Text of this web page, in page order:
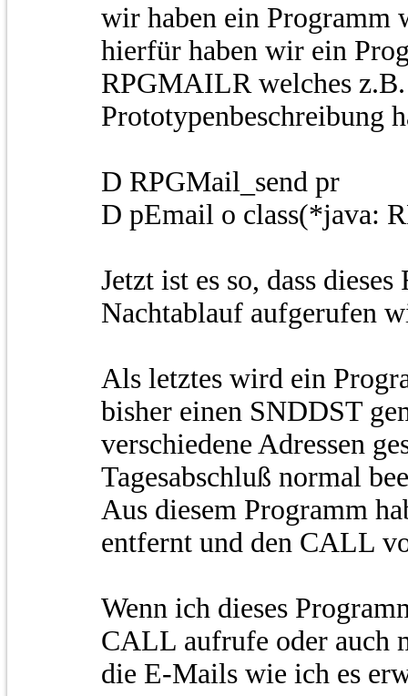
wir haben ein Programm
hierfür haben wir ein
RPGMAILR welches
Prototypenbeschreibung
D RPGMail_send pr
D pEmail o class(*java:
Jetzt ist es so, dass
Nachtablauf aufgerufen
Als letztes wird ein
bisher einen SNDDST
verschiedene Adressen
Tagesabschluß normal
Aus diesem Programm
entfernt und den CALL
Wenn ich dieses
CALL aufrufe oder auch
die E-Mails wie ich es